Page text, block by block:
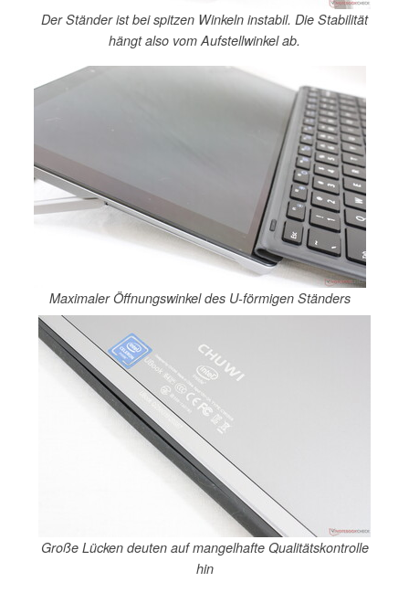
Der Ständer ist bei spitzen Winkeln instabil. Die Stabilität
hängt also vom Aufstellwinkel ab.
Maximaler Öffnungswinkel des U-förmigen Ständers
Große Lücken deuten auf mangelhafte Qualitätskontrolle
hin